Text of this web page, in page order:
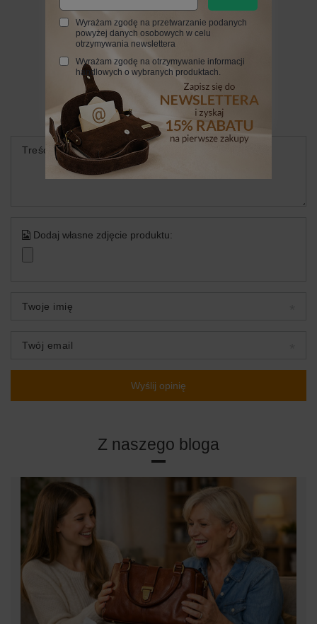
Napisz swoją opinię
Twoja ocena:
5/5
Treść twojej opinii
Dodaj własne zdjęcie produktu:
Twoje imię
Twój email
Wyślij opinię
Z naszego bloga
Wyrażam zgodę na przetwarzanie podanych
powyżej danych osobowych w celu
otrzymywania newslettera
Wyrażam zgodę na otrzymywanie informacji
handlowych o wybranych produktach.